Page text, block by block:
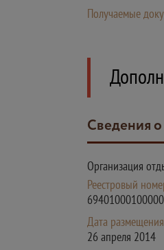
Получаемые
Сведения
Организация
Реестровый
Дата
26 апреля 2014